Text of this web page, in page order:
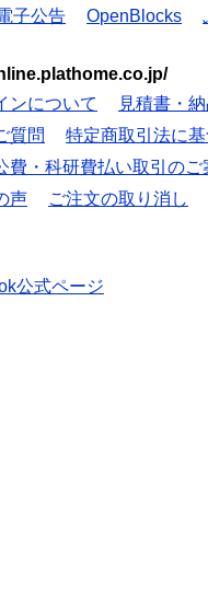
子公告 OpenBlocks
ンについて
見積書・
質問
特定商取引法に
費・科研費払い取引のご
声 ご注文の取り消し
公式ページ